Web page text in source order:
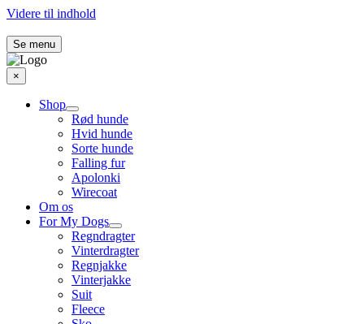
Videre til indhold
Se menu
×
Shop
Rød hunde
Hvid hunde
Sorte hunde
Falling fur
Apolonki
Wirecoat
Om os
For My Dogs
Regndragter
Vinterdragter
Regnjakke
Vinterjakke
Suit
Fleece